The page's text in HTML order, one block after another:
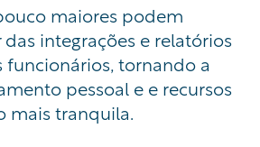
maiores podem
integrações e relatórios
tornando a
pessoal e e recursos
mais tranquila.